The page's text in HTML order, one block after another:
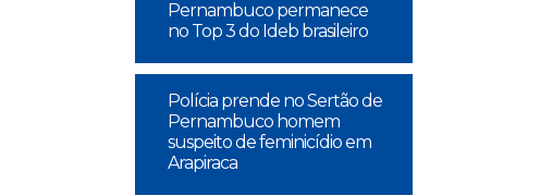
Pernambuco permanece
no Top 3 do Ideb brasileiro
Polícia prende no Sertão de
Pernambuco homem
suspeito de feminicídio em
Arapiraca